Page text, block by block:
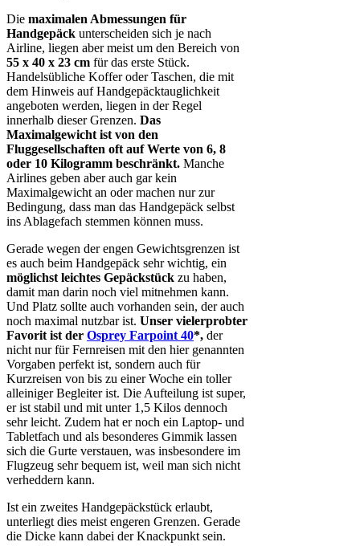
Die maximalen Abmessungen für
Handgepäck unterscheiden sich je nach
Airline, liegen aber meist um den Bereich von
55 x 40 x 23 cm für das erste Stück.
Handelsübliche Koffer oder Taschen, die mit
dem Hinweis auf Handgepäcktauglichkeit
angeboten werden, liegen in der Regel
innerhalb dieser Grenzen. Das
Maximalgewicht ist von den
Fluggesellschaften oft auf Werte von 6, 8
oder 10 Kilogramm beschränkt. Manche
Airlines geben aber auch gar kein
Maximalgewicht an oder machen nur zur
Bedingung, dass man das Handgepäck selbst
ins Ablagefach stemmen können muss.
Gerade wegen der engen Gewichtsgrenzen ist
es auch beim Handgepäck sehr wichtig, ein
möglichst leichtes Gepäckstück zu haben,
damit man darin noch viel mitnehmen kann.
Und Platz sollte auch vorhanden sein, der auch
noch maximal nutzbar ist. Unser vielerprobter
Favorit ist der Osprey Farpoint 40*, der
nicht nur für Fernreisen mit den hier genannten
Vorgaben perfekt ist, sondern auch für
Kurzreisen von bis zu einer Woche ein toller
alleiniger Begleiter ist. Die Aufteilung ist super,
er ist stabil und mit unter 1,5 Kilos dennoch
sehr leicht. Zudem hat er noch ein Laptop- und
Tabletfach und als besonderes Gimmik lassen
sich die Gurte verstauen, was insbesondere im
Flugzeug sehr bequem ist, weil man sich nicht
verheddern kann.
Ist ein zweites Handgepäckstück erlaubt,
unterliegt dies meist engeren Grenzen. Gerade
die Dicke kann dabei der Knackpunkt sein.